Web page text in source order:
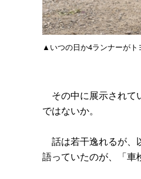
▲いつの日か4ランナーがト
その中に展示されて
ではないか。
話は若干逸れるが、
語っていたのが、「車